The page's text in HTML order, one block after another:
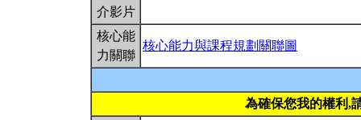
介影片
核心能
力關聯
核心能力與課程規劃關聯圖
為確保您我的權利,